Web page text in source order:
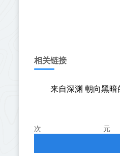
相关链接
来自深渊 朝向黑暗
次元